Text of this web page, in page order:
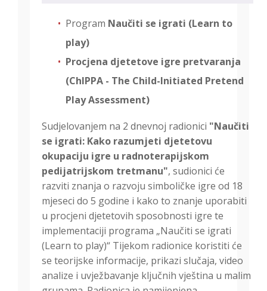
Program Naučiti se igrati (Learn to
play)
Procjena djetetove igre pretvaranja
(ChIPPA - The Child-Initiated Pretend
Play Assessment)
Sudjelovanjem na 2 dnevnoj radionici "Naučiti
se igrati: Kako razumjeti djetetovu
okupaciju igre u radnoterapijskom
pedijatrijskom tretmanu", sudionici će
razviti znanja o razvoju simboličke igre od 18
mjeseci do 5 godine i kako to znanje uporabiti
u procjeni djetetovih sposobnosti igre te
implementaciji programa „Naučiti se igrati
(Learn to play)“ Tijekom radionice koristiti će
se teorijske informacije, prikazi slučaja, video
analize i uvježbavanje ključnih vještina u malim